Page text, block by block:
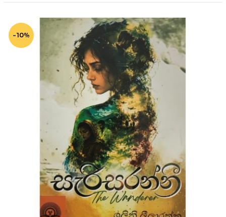
-10%